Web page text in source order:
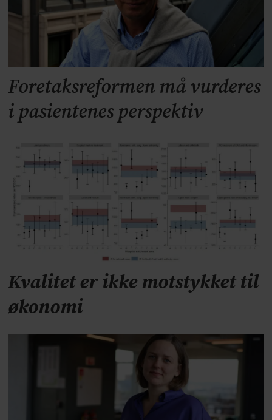
Foretaksreformen må vurderes
i pasientenes perspektiv
Kvalitet er ikke motstykket til
økonomi